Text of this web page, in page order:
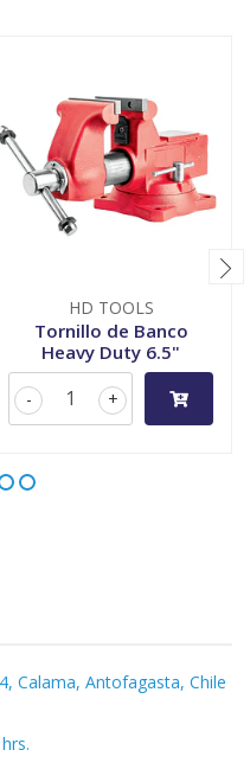
HD TOOLS
Tornillo de Banco
Heavy Duty 6.5"
+
-
Calama, Antofagasta, Chile